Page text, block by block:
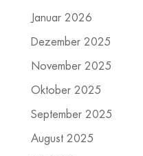
Januar 2026
Dezember 2025
November 2025
Oktober 2025
September 2025
August 2025